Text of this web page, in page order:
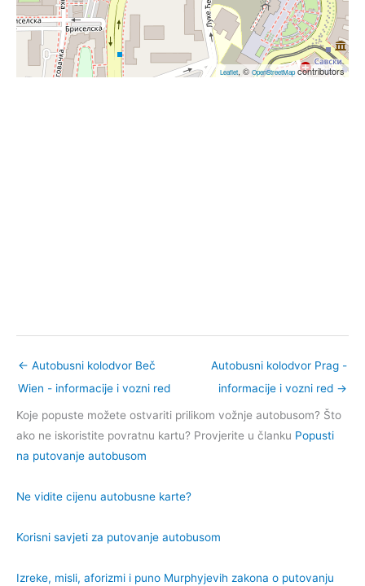
Leaflet, © OpenStreetMapcontributors
← Autobusni kolodvor Beč
Wien - informacije i vozni red
Autobusni kolodvor Prag -
informacije i vozni red →
Koje popuste možete ostvariti prilikom vožnje autobusom? Što
ako ne iskoristite povratnu kartu? Provjerite u članku Popusti
na putovanje autobusom
Ne vidite cijenu autobusne karte?
Korisni savjeti za putovanje autobusom
Izreke, misli, aforizmi i puno Murphyjevih zakona o putovanju